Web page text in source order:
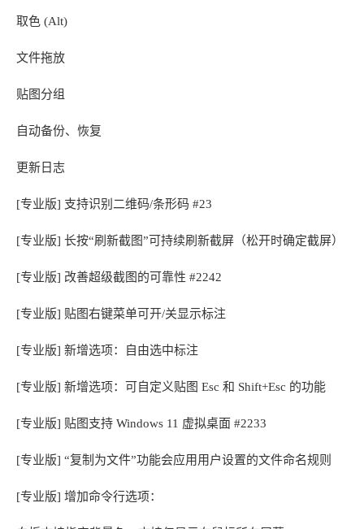
取色 (Alt)
文件拖放
贴图分组
自动备份、恢复
更新日志
[专业版] 支持识别二维码/条形码 #23
[专业版] 长按“刷新截图”可持续刷新截屏（松开时确定截屏）
[专业版] 改善超级截图的可靠性 #2242
[专业版] 贴图右键菜单可开/关显示标注
[专业版] 新增选项：自由选中标注
[专业版] 新增选项：可自定义贴图 Esc 和 Shift+Esc 的功能
[专业版] 贴图支持 Windows 11 虚拟桌面 #2233
[专业版] “复制为文件”功能会应用用户设置的文件命名规则
[专业版] 增加命令行选项：